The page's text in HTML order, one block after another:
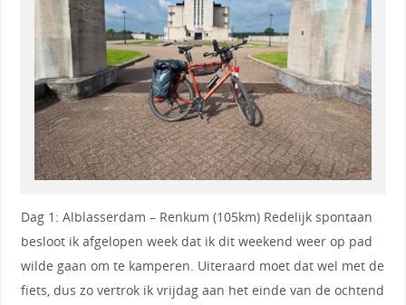
Dag 1: Alblasserdam – Renkum (105km) Redelijk spontaan
besloot ik afgelopen week dat ik dit weekend weer op pad
wilde gaan om te kamperen. Uiteraard moet dat wel met de
fiets, dus zo vertrok ik vrijdag aan het einde van de ochtend